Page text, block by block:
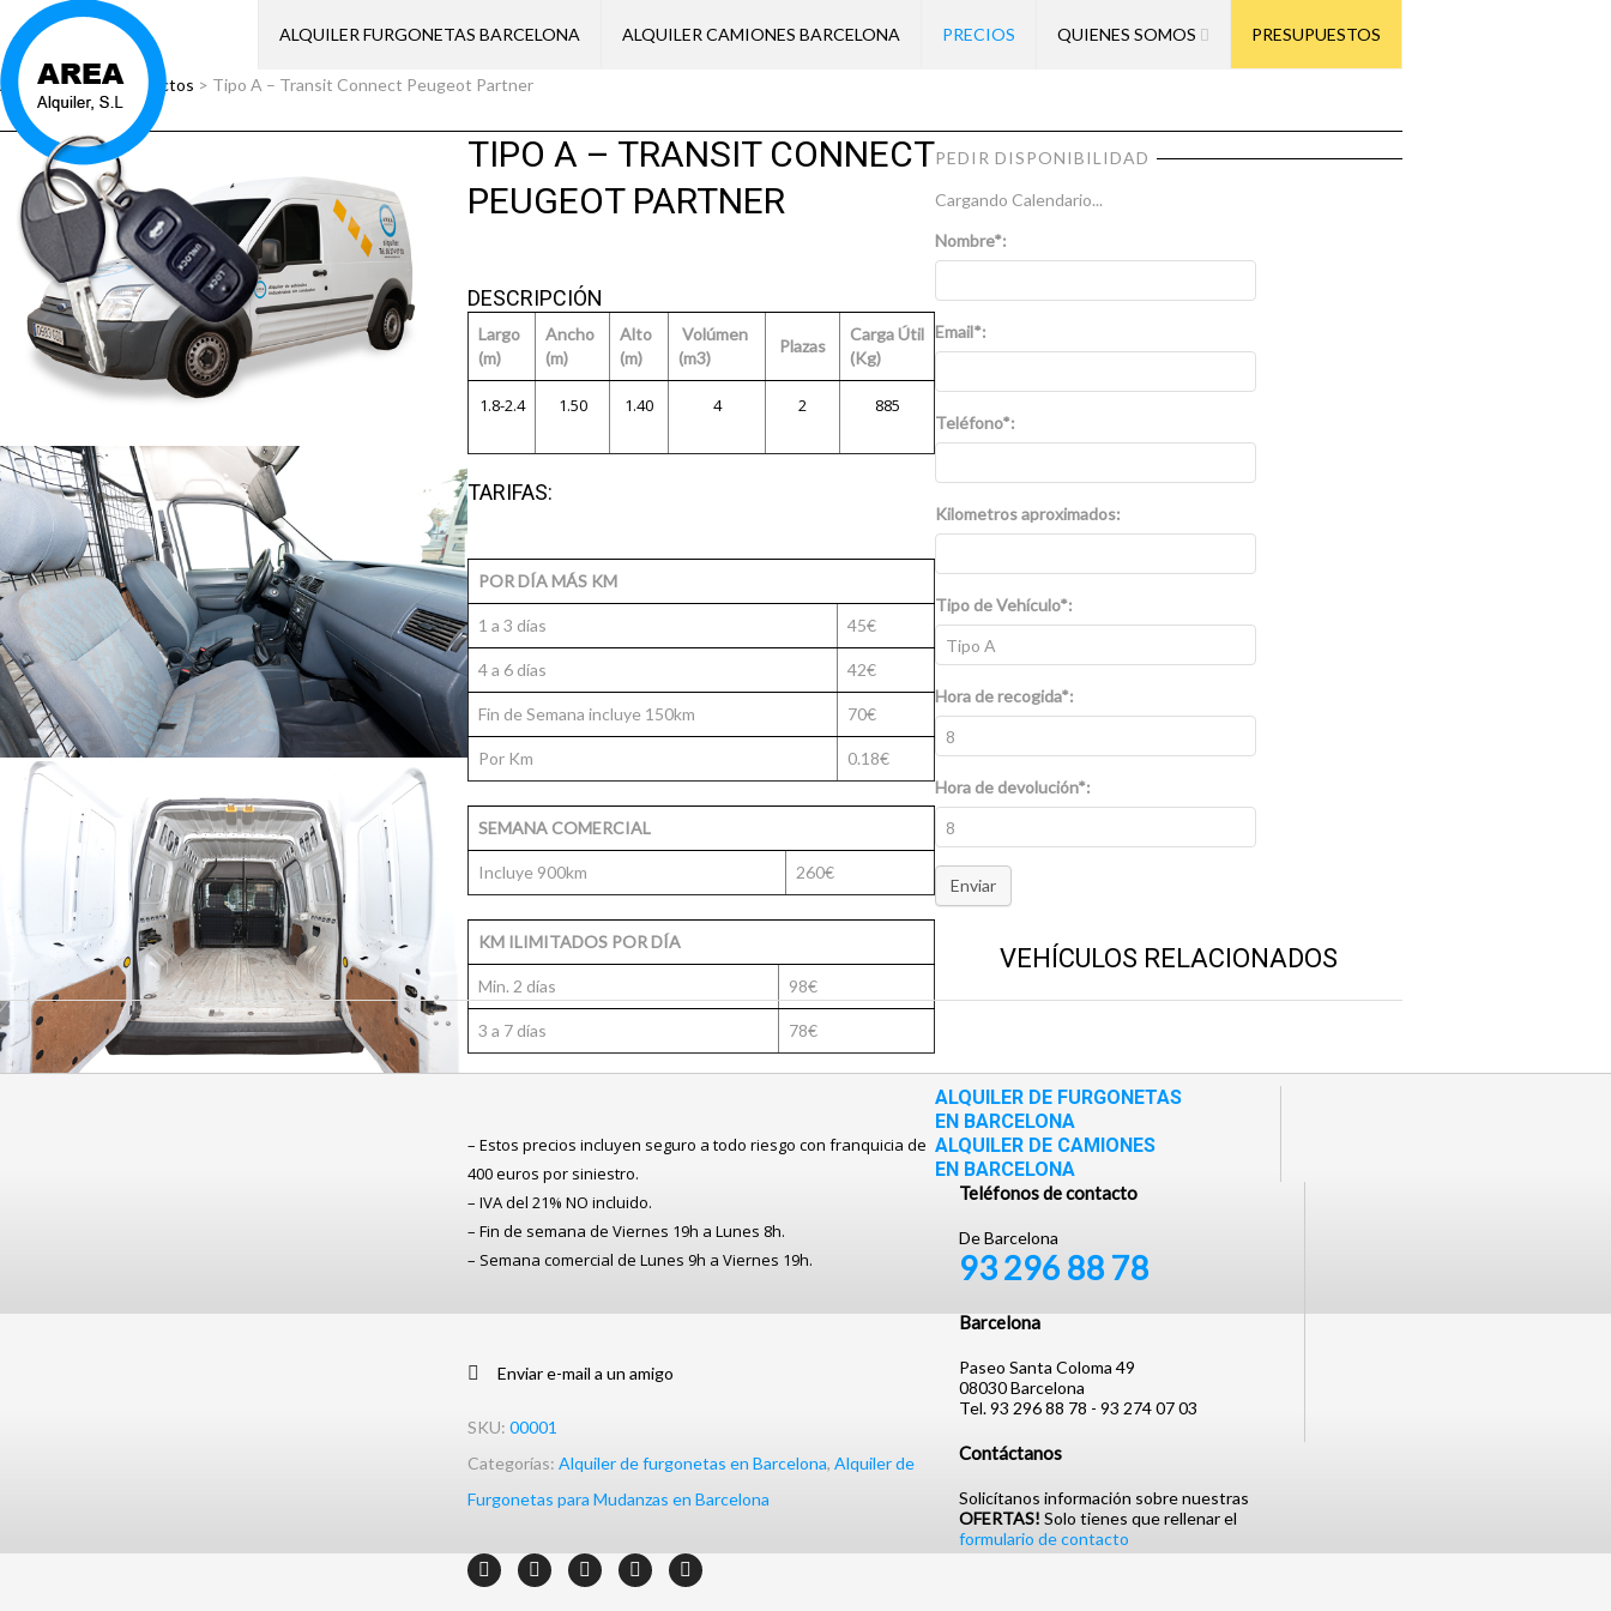
ALQUILER FURGONETAS BARCELONA ALQUILER CAMIONES BARCELONA PRECIOS QUIENES SOMOS PRESUPUESTOS
Área Alquiler>Productos > Tipo A – Transit Connect Peugeot Partner
TIPO A – TRANSIT CONNECT
PEUGEOT PARTNER
DESCRIPCIÓN
Largo
(m)
Ancho
(m)
Alto
(m)
Volúmen
(m3)
Plazas
Carga Útil
(Kg)
1.8-2.4 1.50 1.40 4 2 885
TARIFAS:
POR DÍA MÁS KM
1 a 3 días 45€
4 a 6 días 42€
Fin de Semana incluye 150km 70€
Por Km 0.18€
SEMANA COMERCIAL
Incluye 900km 260€
KM ILIMITADOS POR DÍA
Min. 2 días 98€
3 a 7 días 78€
– Estos precios incluyen seguro a todo riesgo con franquicia de
400 euros por siniestro.
– IVA del 21% NO incluido.
– Fin de semana de Viernes 19h a Lunes 8h.
– Semana comercial de Lunes 9h a Viernes 19h.
Enviar e-mail a un amigo
SKU: 00001
Categorías: Alquiler de furgonetas en Barcelona, Alquiler de
Furgonetas para Mudanzas en Barcelona
PEDIR DISPONIBILIDAD
Cargando Calendario...
Nombre*:
Email*:
Teléfono*:
Kilometros aproximados:
Tipo de Vehículo*:
Hora de recogida*:
Hora de devolución*:
Enviar
VEHÍCULOS RELACIONADOS
ALQUILER DE FURGONETAS
EN BARCELONA
ALQUILER DE CAMIONES
EN BARCELONA
Teléfonos de contacto
De Barcelona
93 296 88 78
Barcelona
Paseo Santa Coloma 49
08030 Barcelona
Tel. 93 296 88 78 - 93 274 07 03
Contáctanos
Solicítanos información sobre nuestras
OFERTAS! Solo tienes que rellenar el
formulario de contacto